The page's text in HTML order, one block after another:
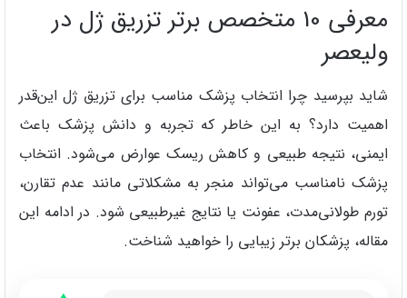
معرفی 10 متخصص برتر تزریق ژل در
ولیعصر
شاید بپرسید چرا انتخاب پزشک مناسب برای تزریق ژل این‌قدر
اهمیت دارد؟ به این خاطر که تجربه و دانش پزشک باعث
ایمنی، نتیجه طبیعی و کاهش ریسک عوارض می‌شود. انتخاب
پزشک نامناسب می‌تواند منجر به مشکلاتی مانند عدم تقارن،
تورم طولانی‌مدت، عفونت یا نتایج غیرطبیعی شود. در ادامه این
مقاله، پزشکان برتر زیبایی را خواهید شناخت.